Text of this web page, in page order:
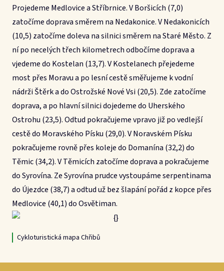
Projedeme Medlovice a Stříbrnice. V Boršicích (7,0)
zatočíme doprava směrem na Nedakonice. V Nedakonicích
(10,5) zatočíme doleva na silnici směrem na Staré Město. Z
ní po necelých třech kilometrech odbočíme doprava a
vjedeme do Kostelan (13,7). V Kostelanech přejedeme
most přes Moravu a po lesní cestě směřujeme k vodní
nádrži Štěrk a do Ostrožské Nové Vsi (20,5). Zde zatočíme
doprava, a po hlavní silnici dojedeme do Uherského
Ostrohu (23,5). Odtud pokračujeme vpravo již po vedlejší
cestě do Moravského Písku (29,0). V Noravském Písku
pokračujeme rovně přes koleje do Domanína (32,2) do
Těmic (34,2). V Těmicích zatočíme doprava a pokračujeme
do Syrovína. Ze Syrovína prudce vystoupáme serpentinama
do Újezdce (38,7) a odtud už bez šlapání pořád z kopce přes
Medlovice (40,1) do Osvětiman.
Cykloturistická mapa Chřibů